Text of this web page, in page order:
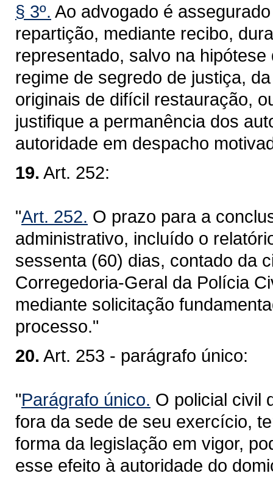
§ 3º. Ao advogado é
repartição, mediante recibo,
representado, salvo na
regime de segredo de justiça,
originais de difícil restauração,
justifique a permanência dos
autoridade em despacho
19. Art. 252:
"Art. 252. O prazo para a
administrativo, incluído o
sessenta (60) dias, contado da
Corregedoria-Geral da Polícia
mediante solicitação
processo."
20. Art. 253 - parágrafo único:
"Parágrafo único. O policial civil
fora da sede de seu exercício,
forma da legislação em vigor,
esse efeito à autoridade do